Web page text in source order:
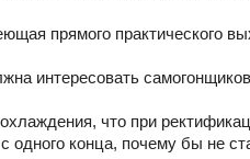
прямого практического
интересовать
что при
одного конца, почему бы не